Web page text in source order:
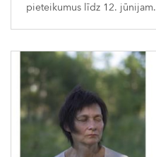
pieteikumus līdz 12. jūnijam.